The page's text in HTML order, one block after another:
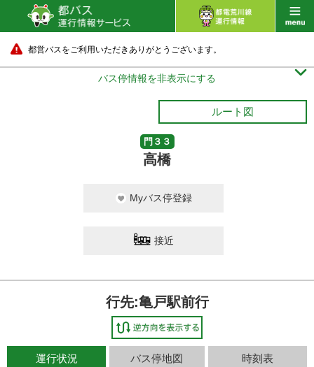
都営バスをご利用いただきありがとうございます。
バス停情報を非表示にする 
ルート図
門３３
高橋
Myバス停登録
接近
行先:亀戸駅前行
運行状況 バス停地図 時刻表